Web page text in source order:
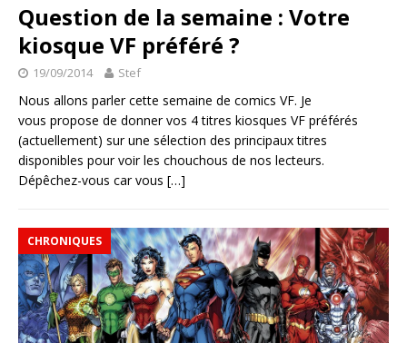
Question de la semaine : Votre
kiosque VF préféré ?
19/09/2014 Stef
Nous allons parler cette semaine de comics VF. Je
vous propose de donner vos 4 titres kiosques VF préférés
(actuellement) sur une sélection des principaux titres
disponibles pour voir les chouchous de nos lecteurs.
Dépêchez-vous car vous […]
CHRONIQUES